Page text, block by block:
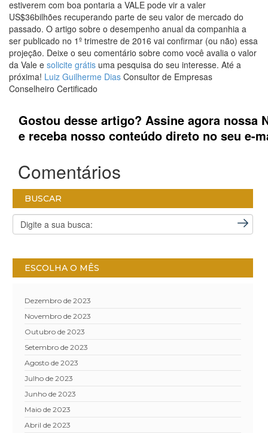
estiverem com boa pontaria a VALE pode vir a valer
US$36bilhões recuperando parte de seu valor de mercado do
passado. O artigo sobre o desempenho anual da companhia a
ser publicado no 1º trimestre de 2016 vai confirmar (ou não) essa
projeção. Deixe o seu comentário sobre como você avalia o valor
da Vale e solicite grátis uma pesquisa do seu interesse. Até a
próxima! Luiz Guilherme Dias Consultor de Empresas
Conselheiro Certificado
e receba nosso conteúdo direto no seu e-
Comentários
BUSCAR
ESCOLHA O MÊS
dezembro de 2023
novembro de 2023
outubro de 2023
setembro de 2023
agosto de 2023
julho de 2023
junho de 2023
maio de 2023
abril de 2023